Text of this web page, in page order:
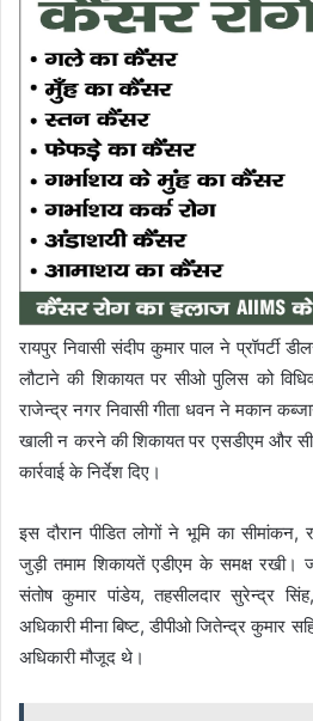
रायपुर निवासी संदीप कुमार पाल ने प्रॉपर्टी
लौटाने की शिकायत पर सीओ पुलिस को
राजेन्द्र नगर निवासी गीता धवन ने मकान
खाली न करने की शिकायत पर एसडीएम और
कार्रवाई के निर्देश दिए।
इस दौरान पीडित लोगों ने भूमि का
जुड़ी तमाम शिकायतें एडीएम के समक्ष
संतोष कुमार पांडेय, तहसीलदार सुरेन्द्र
अधिकारी मीना बिष्ट, डीपीओ जितेन्द्र कुमार
अधिकारी मौजूद थे।